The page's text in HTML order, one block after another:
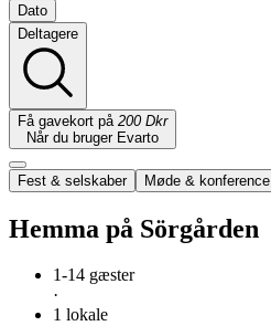
Dato
Deltagere
Få gavekort på 200 Dkr
Når du bruger Evarto
Fest & selskaber Møde & konference
Hemma på Sörgården
1-14 gæster
·
1 lokale